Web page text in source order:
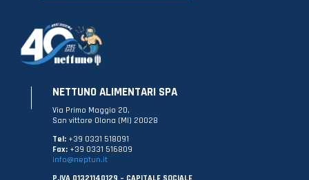
NETTUNO ALIMENTARI SPA
Via Primo Maggio 20,
San vittore Olona (MI) 20028
Tel: +39 0331 518091
Fax: +39 0331 516809
info@neptun.it